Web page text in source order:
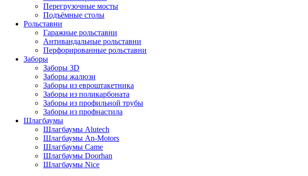
Перегрузочные мосты
Подъёмные столы
Рольставни
Гаражные рольставни
Антивандальные рольставни
Перфорированные рольставни
Заборы
Заборы 3D
Заборы жалюзи
Заборы из евроштакетника
Заборы из поликарбоната
Заборы из профильной трубы
Заборы из профнастила
Шлагбаумы
Шлагбаумы Alutech
Шлагбаумы An-Motors
Шлагбаумы Came
Шлагбаумы Doorhan
Шлагбаумы Nice